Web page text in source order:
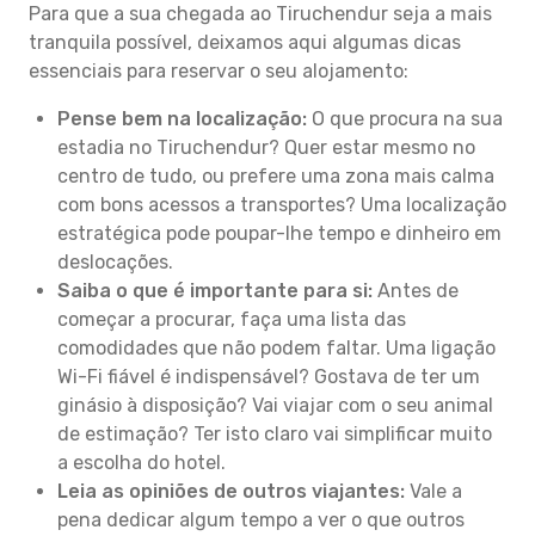
Para que a sua chegada ao Tiruchendur seja a mais
tranquila possível, deixamos aqui algumas dicas
essenciais para reservar o seu alojamento:
Pense bem na localização: O que procura na sua
estadia no Tiruchendur? Quer estar mesmo no
centro de tudo, ou prefere uma zona mais calma
com bons acessos a transportes? Uma localização
estratégica pode poupar-lhe tempo e dinheiro em
deslocações.
Saiba o que é importante para si: Antes de
começar a procurar, faça uma lista das
comodidades que não podem faltar. Uma ligação
Wi-Fi fiável é indispensável? Gostava de ter um
ginásio à disposição? Vai viajar com o seu animal
de estimação? Ter isto claro vai simplificar muito
a escolha do hotel.
Leia as opiniões de outros viajantes: Vale a
pena dedicar algum tempo a ver o que outros